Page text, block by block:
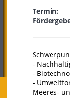
Termin:
-
-
-
Meeres-